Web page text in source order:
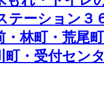
テーション３
林町・荒尾
町・受付セン